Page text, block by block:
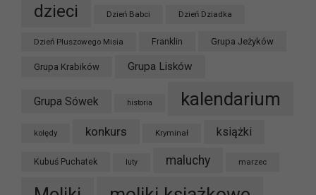
dzieci Dzień Babci Dzień Dziadka
Dzień Pluszowego Misia Franklin Grupa Jeżyków
Grupa Krabików Grupa Lisków
Grupa Sówek historia kalendarium
kolędy konkurs Kryminał książki
Kubuś Puchatek luty maluchy marzec